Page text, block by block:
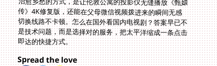
即达的快捷方式。
Spread the love